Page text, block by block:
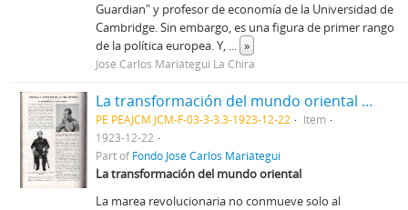
Guardian" y profesor de economía de la Universidad de
Cambridge. Sin embargo, es una figura de primer rango
de la política europea. Y, ... »
José Carlos Mariátegui La Chira
La transformación del mundo oriental [Recorte de prensa]
PE PEAJCM JCM-F-03-3-3.3-1923-12-22
Item
1923-12-22
Part ofFondo José Carlos Mariátegui
La transformación del mundo oriental
La marea revolucionaria no conmueve solo al